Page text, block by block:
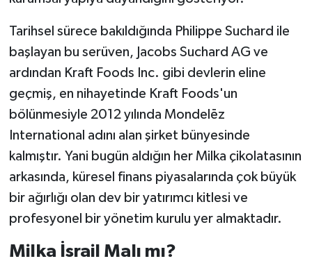
Tarihsel sürece bakıldığında Philippe Suchard ile
başlayan bu serüven, Jacobs Suchard AG ve
ardından Kraft Foods Inc. gibi devlerin eline
geçmiş, en nihayetinde Kraft Foods'un
bölünmesiyle 2012 yılında Mondelēz
International adını alan şirket bünyesinde
kalmıştır. Yani bugün aldığın her Milka çikolatasının
arkasında, küresel finans piyasalarında çok büyük
bir ağırlığı olan dev bir yatırımcı kitlesi ve
profesyonel bir yönetim kurulu yer almaktadır.
Milka İsrail Malı mı?